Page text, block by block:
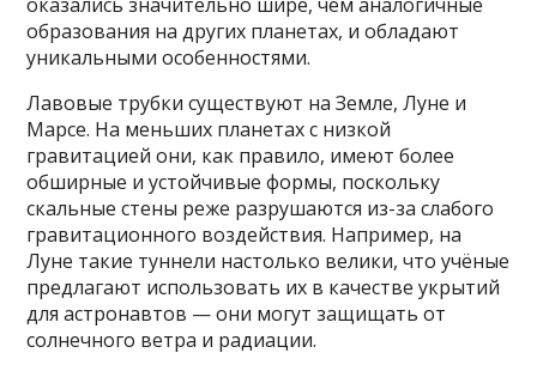
оказались значительно шире, чем аналогичные
образования на других планетах, и обладают
уникальными особенностями.
Лавовые трубки существуют на Земле, Луне и
Марсе. На меньших планетах с низкой
гравитацией они, как правило, имеют более
обширные и устойчивые формы, поскольку
скальные стены реже разрушаются из-за слабого
гравитационного воздействия. Например, на
Луне такие туннели настолько велики, что учёные
предлагают использовать их в качестве укрытий
для астронавтов — они могут защищать от
солнечного ветра и радиации.